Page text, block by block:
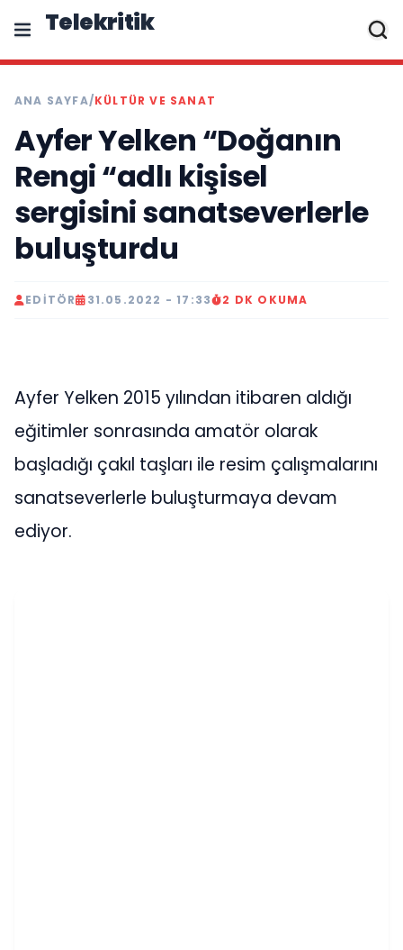
Telekritik
ANA SAYFA/KÜLTÜR VE SANAT
Ayfer Yelken “Doğanın
Rengi “adlı kişisel
sergisini sanatseverlerle
buluşturdu
EDITÖR 31.05.2022 - 17:33 2 DK OKUMA
Ayfer Yelken 2015 yılından itibaren aldığı
eğitimler sonrasında amatör olarak
başladığı çakıl taşları ile resim çalışmalarını
sanatseverlerle buluşturmaya devam
ediyor.